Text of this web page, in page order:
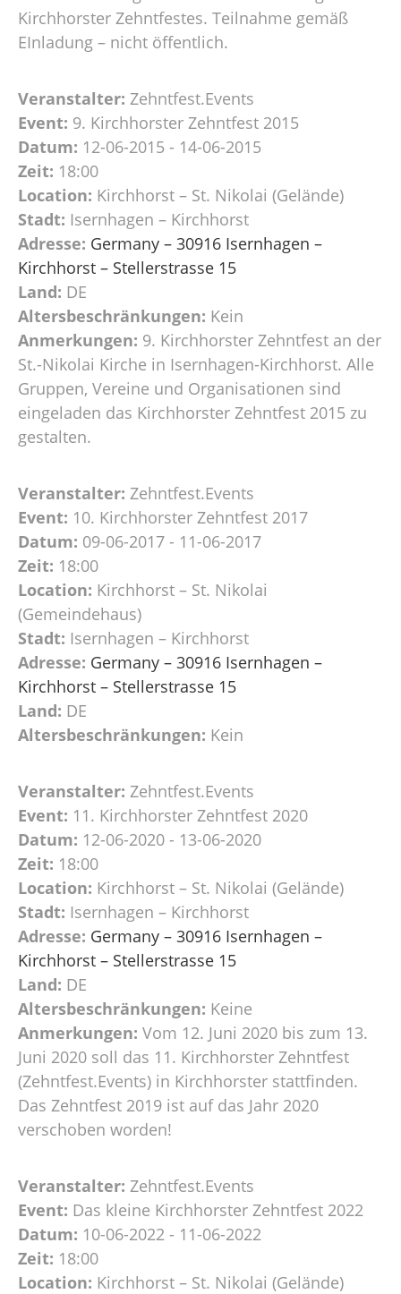
Kirchhorster Zehntfestes. Teilnahme gemäß
EInladung – nicht öffentlich.
Veranstalter: Zehntfest.Events
Event: 9. Kirchhorster Zehntfest 2015
Datum: 12-06-2015 - 14-06-2015
Zeit: 18:00
Location: Kirchhorst – St. Nikolai (Gelände)
Stadt: Isernhagen – Kirchhorst
Adresse: Germany – 30916 Isernhagen –
Kirchhorst – Stellerstrasse 15
Land: DE
Altersbeschränkungen: Kein
Anmerkungen: 9. Kirchhorster Zehntfest an der
St.-Nikolai Kirche in Isernhagen-Kirchhorst. Alle
Gruppen, Vereine und Organisationen sind
eingeladen das Kirchhorster Zehntfest 2015 zu
gestalten.
Veranstalter: Zehntfest.Events
Event: 10. Kirchhorster Zehntfest 2017
Datum: 09-06-2017 - 11-06-2017
Zeit: 18:00
Location: Kirchhorst – St. Nikolai
(Gemeindehaus)
Stadt: Isernhagen – Kirchhorst
Adresse: Germany – 30916 Isernhagen –
Kirchhorst – Stellerstrasse 15
Land: DE
Altersbeschränkungen: Kein
Veranstalter: Zehntfest.Events
Event: 11. Kirchhorster Zehntfest 2020
Datum: 12-06-2020 - 13-06-2020
Zeit: 18:00
Location: Kirchhorst – St. Nikolai (Gelände)
Stadt: Isernhagen – Kirchhorst
Adresse: Germany – 30916 Isernhagen –
Kirchhorst – Stellerstrasse 15
Land: DE
Altersbeschränkungen: Keine
Anmerkungen: Vom 12. Juni 2020 bis zum 13.
Juni 2020 soll das 11. Kirchhorster Zehntfest
(Zehntfest.Events) in Kirchhorster stattfinden.
Das Zehntfest 2019 ist auf das Jahr 2020
verschoben worden!
Veranstalter: Zehntfest.Events
Event: Das kleine Kirchhorster Zehntfest 2022
Datum: 10-06-2022 - 11-06-2022
Zeit: 18:00
Location: Kirchhorst – St. Nikolai (Gelände)